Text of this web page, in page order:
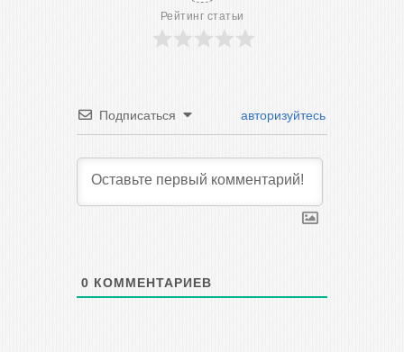
Рейтинг статьи
Подписаться авторизуйтесь
0 КОММЕНТАРИЕВ